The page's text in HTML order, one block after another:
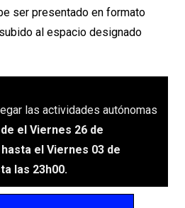
ser presentado en formato
al espacio designado
las actividades autónomas
el Viernes 26 de
el Viernes 03 de
las 23h00.